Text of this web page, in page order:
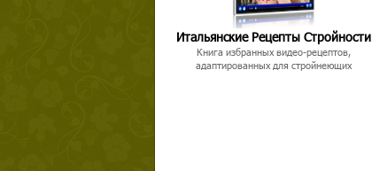
Итальянские Рецепты Стройности
Книга избранных видео-рецептов,
адаптированных для стройнеющих